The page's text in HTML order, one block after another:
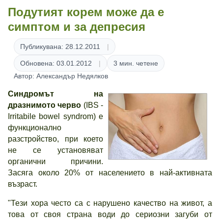
Подутият корем може да е
симптом и за депресия
Публикувана: 28.12.2011
Обновена: 03.01.2012
3 мин. четене
Автор: Александър Недялков
Синдромът на
дразнимото черво (IBS -
Irritabile bowel syndrom) е
функционално
разстройство, при което
не се установяват
органични причини.
Засяга около 20% от населението в най-активната
възраст.
"Тези хора често са с нарушено качество на живот, а
това от своя страна води до сериозни загуби от